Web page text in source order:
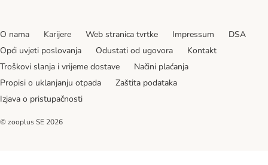
O nama Karijere Web stranica tvrtke Impressum
DSA
Opći uvjeti poslovanja
Odustati od ugovora
Kontakt
Troškovi slanja i vrijeme dostave
Načini plaćanja
Propisi o uklanjanju otpada
Zaštita podataka
Izjava o pristupačnosti
© zooplus SE 2026